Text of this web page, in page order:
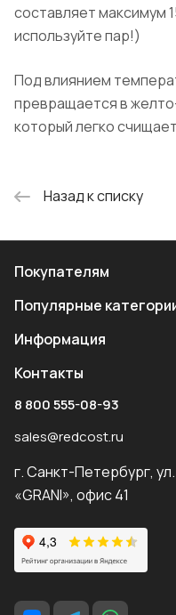
составляет максимум
используйте пар!)
Под влиянием
превращается в
который легко
Назад к списку
Покупателям
Популярные
Информация
Контакты
8 800 555-08-93
sales@redcost.ru
г. Санкт-Петербург,
«GRANI», офис 41